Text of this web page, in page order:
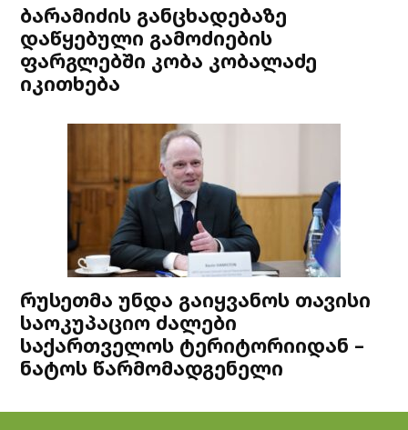
ბარამიძის განცხადებაზე
დაწყებული გამოძიების
ფარგლებში კობა კობალაძე
იკითხება
რუსეთმა უნდა გაიყვანოს თავისი
საოკუპაციო ძალები
საქართველოს ტერიტორიიდან –
ნატოს წარმომადგენელი